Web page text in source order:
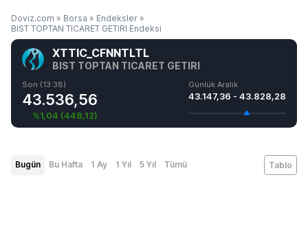
Doviz.com » Borsa » Endeksler »
BIST TOPTAN TICARET GETIRI Endeksi
XTTIC_CFNNTLTL
BIST TOPTAN TICARET GETIRI
Son (13:38)
43.536,56
%1,04 (448,12)
Günlük Aralık
43.147,36 - 43.828,28
Bugün Bu Hafta 1 Ay 1 Yıl 5 Yıl Tümü Tablo